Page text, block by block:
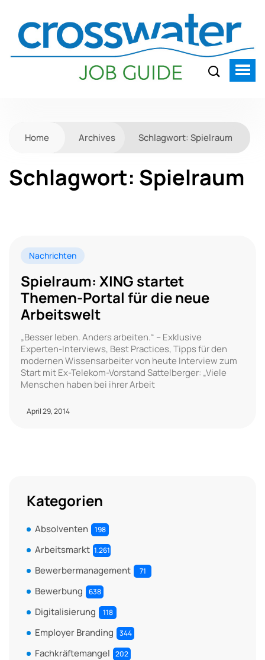
Home Archives Schlagwort: Spielraum
Schlagwort: Spielraum
Nachrichten
Spielraum: XING startet
Themen-Portal für die neue
Arbeitswelt
„Besser leben. Anders arbeiten.“ – Exklusive
Experten-Interviews, Best Practices, Tipps für den
modernen Wissensarbeiter von heute Interview zum
Start mit Ex-Telekom-Vorstand Sattelberger: „Viele
Menschen haben bei ihrer Arbeit
April 29, 2014
Kategorien
Absolventen 198
Arbeitsmarkt 1.261
Bewerbermanagement 71
Bewerbung 638
Digitalisierung 118
Employer Branding 344
Fachkräftemangel 202